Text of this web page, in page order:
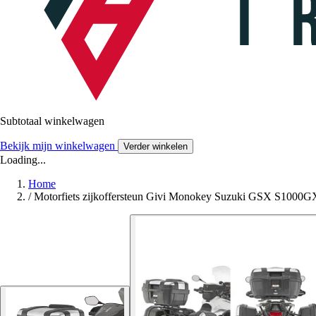
Subtotaal winkelwagen
Bekijk mijn winkelwagen Verder winkelen
Loading...
Home
/ Motorfiets zijkoffersteun Givi Monokey Suzuki GSX